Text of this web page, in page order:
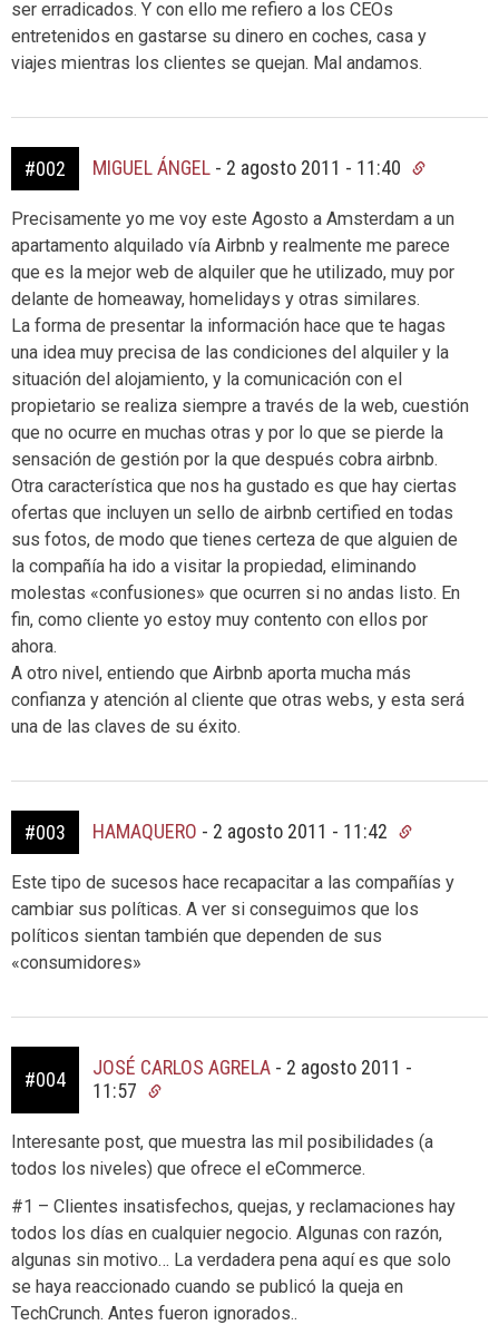
ser erradicados. Y con ello me refiero a los CEOs
entretenidos en gastarse su dinero en coches, casa y
viajes mientras los clientes se quejan. Mal andamos.
#002 MIGUEL ÁNGEL - 2 agosto 2011 - 11:40
Precisamente yo me voy este Agosto a Amsterdam a un
apartamento alquilado vía Airbnb y realmente me parece
que es la mejor web de alquiler que he utilizado, muy por
delante de homeaway, homelidays y otras similares.
La forma de presentar la información hace que te hagas
una idea muy precisa de las condiciones del alquiler y la
situación del alojamiento, y la comunicación con el
propietario se realiza siempre a través de la web, cuestión
que no ocurre en muchas otras y por lo que se pierde la
sensación de gestión por la que después cobra airbnb.
Otra característica que nos ha gustado es que hay ciertas
ofertas que incluyen un sello de airbnb certified en todas
sus fotos, de modo que tienes certeza de que alguien de
la compañía ha ido a visitar la propiedad, eliminando
molestas «confusiones» que ocurren si no andas listo. En
fin, como cliente yo estoy muy contento con ellos por
ahora.
A otro nivel, entiendo que Airbnb aporta mucha más
confianza y atención al cliente que otras webs, y esta será
una de las claves de su éxito.
#003 HAMAQUERO - 2 agosto 2011 - 11:42
Este tipo de sucesos hace recapacitar a las compañías y
cambiar sus políticas. A ver si conseguimos que los
políticos sientan también que dependen de sus
«consumidores»
#004
JOSÉ CARLOS AGRELA - 2 agosto 2011 -
11:57
Interesante post, que muestra las mil posibilidades (a
todos los niveles) que ofrece el eCommerce.
#1 – Clientes insatisfechos, quejas, y reclamaciones hay
todos los días en cualquier negocio. Algunas con razón,
algunas sin motivo… La verdadera pena aquí es que solo
se haya reaccionado cuando se publicó la queja en
TechCrunch. Antes fueron ignorados..